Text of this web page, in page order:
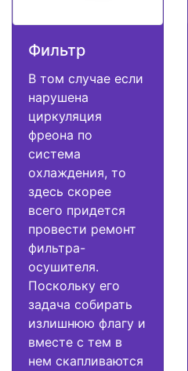
Фильтр
В том случае если
нарушена
циркуляция
фреона по
система
охлаждения, то
здесь скорее
всего придется
провести ремонт
фильтра-
осушителя.
Поскольку его
задача собирать
излишнюю флагу и
вместе с тем в
нем скапливаются